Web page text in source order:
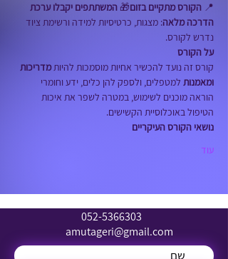
📍 הקורס מתקיים בזום🎁 המשתתפים יקבלו ערכת
הדרכה מלאה: מצגות, כרטיסיות למידה ורשימת ציוד
נדרש לקורס.
על הקורס
קורס זה נועד להכשיר אחיות מוסמכות להיות מדריכות
ומאמנות למטפלים, ולספק להן כלים, ידע וחומרי
הוראה מוכנים לשימוש, במטרה לשפר את איכות
הטיפול באוכלוסיית הקשישים.
נושאי הקורס העיקריים
עוד
052-5366303
amutageri@gmail.com